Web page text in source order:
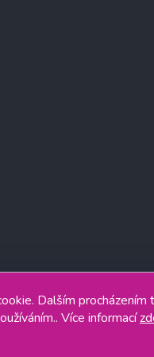
Dalším
Více informací